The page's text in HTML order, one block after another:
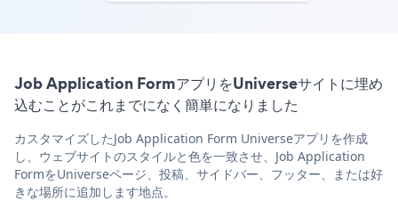
Job Application FormアプリをUniverseサイトに埋め
込むことがこれまでになく簡単になりました
カスタマイズしたJob Application Form Universeアプリを作成
し、ウェブサイトのスタイルと色を一致させ、Job Application
FormをUniverseページ、投稿、サイドバー、フッター、または好
きな場所に追加します地点。